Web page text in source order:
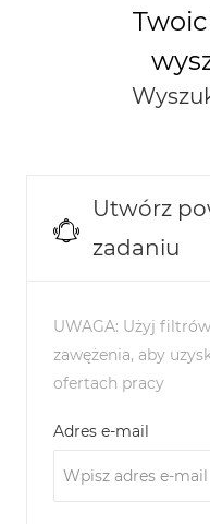
Utwórz
zadaniu
UWAGA: Użyj
zawężenia, aby
ofertach pracy
Adres e-mail